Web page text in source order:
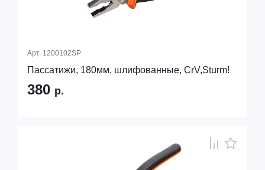
Арт. 1200102SP
Пассатижи, 180мм, шлифованные, CrV,Sturm!
380 р.